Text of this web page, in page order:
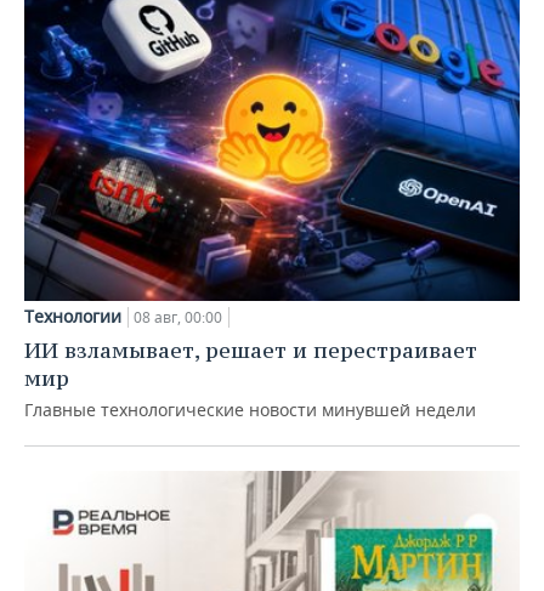
Технологии 08 авг, 00:00
ИИ взламывает, решает и перестраивает
мир
Главные технологические новости минувшей недели